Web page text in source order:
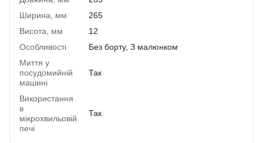
Ширина, мм
265
Висота, мм
12
Особливості
Без борту, З малюнком
Миття у
посудомийній
машині
Так
Використання
в
мікрохвильовій
печі
Так